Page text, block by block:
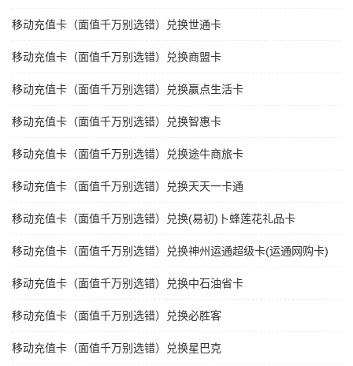
移动充值卡（面值千万别选错）兑换世通卡
移动充值卡（面值千万别选错）兑换商盟卡
移动充值卡（面值千万别选错）兑换赢点生活卡
移动充值卡（面值千万别选错）兑换智惠卡
移动充值卡（面值千万别选错）兑换途牛商旅卡
移动充值卡（面值千万别选错）兑换天天一卡通
移动充值卡（面值千万别选错）兑换(易初)卜蜂莲花礼品卡
移动充值卡（面值千万别选错）兑换神州运通超级卡(运通网购卡)
移动充值卡（面值千万别选错）兑换中石油省卡
移动充值卡（面值千万别选错）兑换必胜客
移动充值卡（面值千万别选错）兑换星巴克